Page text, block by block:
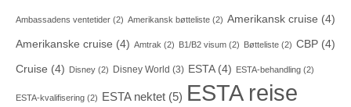
Ambassadens ventetider (2) Amerikansk bøtteliste (2) Amerikansk cruise (4)
Amerikanske cruise (4) Amtrak (2) B1/B2 visum (2) Bøtteliste (2) CBP (4)
Cruise (4) Disney (2) Disney World (3) ESTA(4) ESTA-behandling (2)
ESTA-kvalifisering (2) ESTA nektet (5) ESTA reise